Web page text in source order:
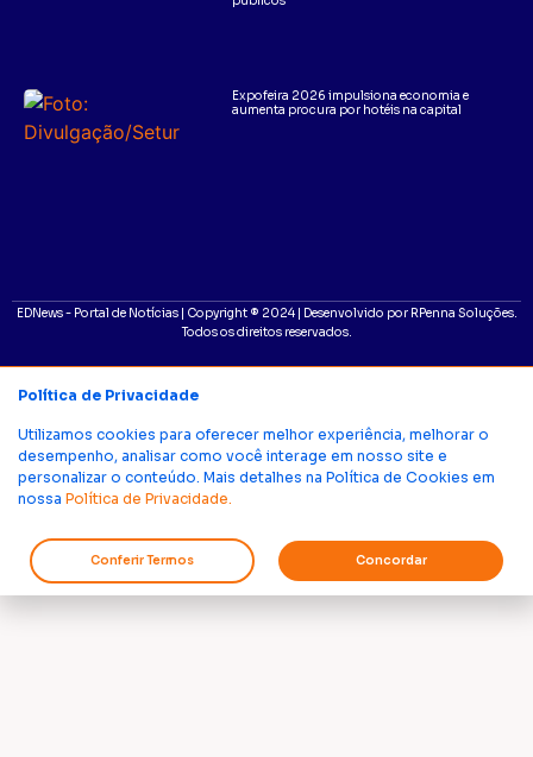
Expofeira 2026 impulsiona economia e
aumenta procura por hotéis na capital
EDNews - Portal de Notícias | Copyright ® 2024 | Desenvolvido por RPenna Soluções.
Todos os direitos reservados.
Política de Privacidade
Utilizamos cookies para oferecer melhor experiência, melhorar o
desempenho, analisar como você interage em nosso site e
personalizar o conteúdo. Mais detalhes na Política de Cookies em
nossa Política de Privacidade.
Conferir Termos Concordar